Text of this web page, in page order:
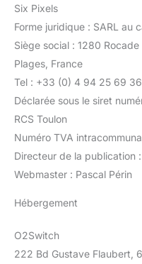
Six Pixels
Forme juridique : SARL au
Siège social : 1280
Plages, France
Tel : +33 (0) 4 94 25 69 36
Déclarée sous le siret
RCS Toulon
Numéro TVA
Directeur de la publication
Webmaster : Pascal Périn
Hébergement
O2Switch
222 Bd Gustave Flaubert,